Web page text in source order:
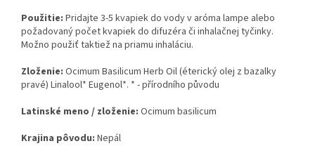
Použitie: Pridajte 3-5 kvapiek do vody v aróma lampe alebo
požadovaný počet kvapiek do difuzéra či inhalačnej tyčinky.
Možno použiť taktiež na priamu inhaláciu.
Zloženie: Ocimum Basilicum Herb Oil (éterický olej z bazalky
pravé) Linalool* Eugenol*. * - přírodního původu
Latinské meno / zloženie: Ocimum basilicum
Krajina pôvodu: Nepál